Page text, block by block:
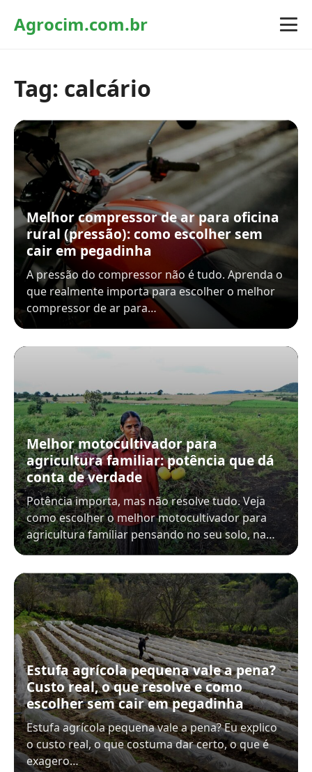
Agrocim.com.br
Tag: calcário
Melhor compressor de ar para oficina
rural (pressão): como escolher sem
cair em pegadinha
A pressão do compressor não é tudo. Aprenda o
que realmente importa para escolher o melhor
compressor de ar para…
Melhor motocultivador para
agricultura familiar: potência que dá
conta de verdade
Potência importa, mas não resolve tudo. Veja
como escolher o melhor motocultivador para
agricultura familiar pensando no seu solo, na…
Estufa agrícola pequena vale a pena?
Custo real, o que resolve e como
escolher sem cair em pegadinha
Estufa agrícola pequena vale a pena? Eu explico
o custo real, o que costuma dar certo, o que é
exagero…